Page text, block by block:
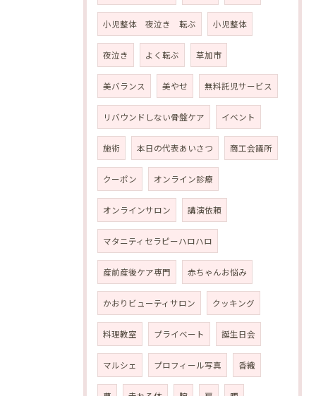
小児整体 夜泣き 転ぶ 小児整体
夜泣き よく転ぶ 草加市
美バランス 美やせ 無料託児サービス
リバウンドしない骨盤ケア イベント
施術 本日の代表あいさつ 商工会議所
クーポン オンライン診療
オンラインサロン 講演依頼
マタニティセラピーハロハロ
産前産後ケア専門 赤ちゃんお悩み
かおりビューティサロン クッキング
料理教室 プライベート 誕生日会
マルシェ プロフィール写真 香織